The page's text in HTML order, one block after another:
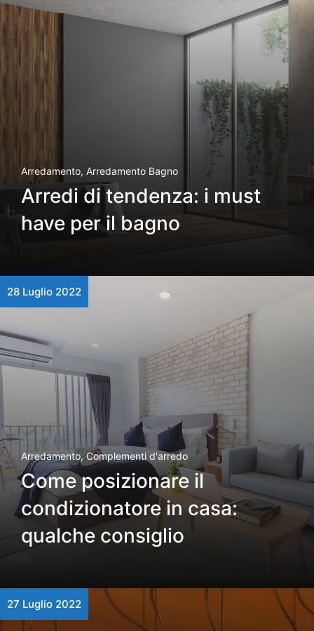
Arredamento, Arredamento Bagno
Arredi di tendenza: i must
have per il bagno
28 Luglio 2022
Arredamento,Complementi d'arredo
Come posizionare il
condizionatore in casa:
qualche consiglio
27 Luglio 2022